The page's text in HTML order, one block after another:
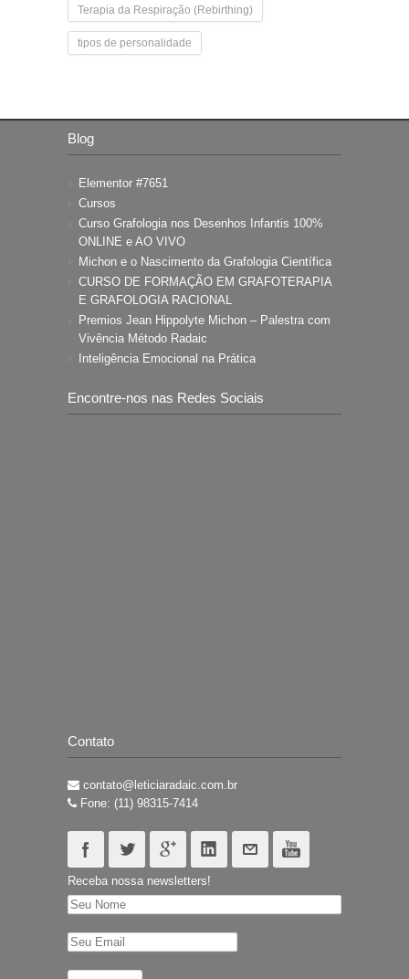
Terapia da Respiração (Rebirthing)
tipos de personalidade
Blog
Elementor #7651
Cursos
Curso Grafologia nos Desenhos Infantis 100%
ONLINE e AO VIVO
Michon e o Nascimento da Grafologia Científica
CURSO DE FORMAÇÃO EM GRAFOTERAPIA
E GRAFOLOGIA RACIONAL
Premios Jean Hippolyte Michon – Palestra com
Vivência Método Radaic
Inteligência Emocional na Prática
Encontre-nos nas Redes Sociais
Contato
contato@leticiaradaic.com.br
Fone: (11) 98315-7414
Receba nossa newsletters!